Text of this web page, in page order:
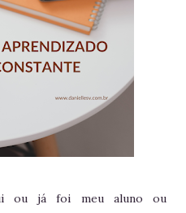
ou já foi meu aluno ou